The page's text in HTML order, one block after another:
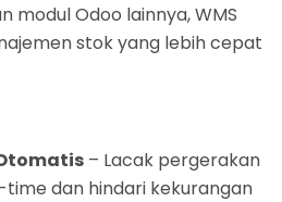
modul Odoo lainnya, WMS
stok yang lebih cepat
– Lacak pergerakan
dan hindari kekurangan